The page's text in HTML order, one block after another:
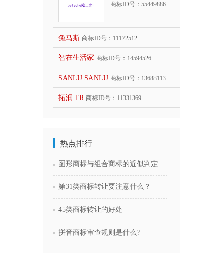
商标ID号：55449886
兔马斯 商标ID号：11172512
智在生活家 商标ID号：14594526
SANLU SANLU 商标ID号：13688113
拓润 TR 商标ID号：11331369
热点排行
图形商标与组合商标的近似判定
第31类商标转让要注意什么？
45类商标转让的好处
拼音商标审查规则是什么?